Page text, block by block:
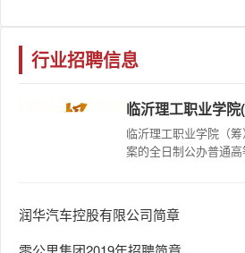
行业招聘信息
临沂理工职业学
临沂理工职业学院（
案的全日制公办普通
​润华汽车控股有限公司简章